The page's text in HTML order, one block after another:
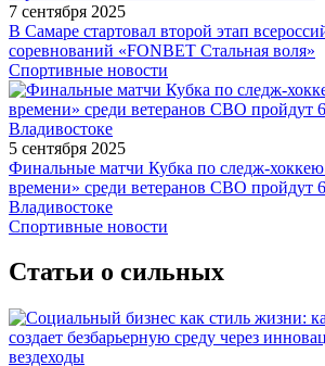
7 сентября 2025
В Самаре стартовал второй этап
соревнований «FONBET Стальная воля»
Спортивные новости
5 сентября 2025
Финальные матчи Кубка по следж-
времени» среди ветеранов СВО пройдут
Владивостоке
Спортивные новости
Статьи о сильных